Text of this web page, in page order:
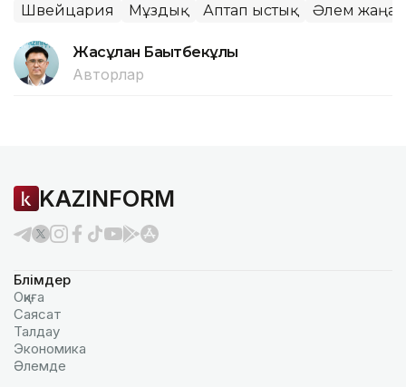
Швейцария Мұздық Аптап ыстық Әлем
Жасұлан Бақытбекұлы
Авторлар
KAZINFORM
Бөлімдер
Оқиға
Саясат
Талдау
Экономика
Әлемде